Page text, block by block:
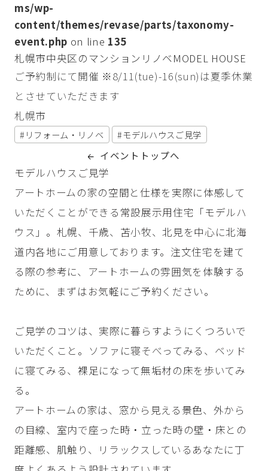
ms/wp-
content/themes/revase/parts/taxonomy-
event.php on line 135
札幌市中央区のマンションリノベMODEL HOUSE
ご予約制にて開催 ※8/11(tue)-16(sun)は夏季休業
とさせていただきます
札幌市
リフォーム・リノベ モデルハウスご見学
イベントトップへ
モデルハウスご見学
アートホームの家の空間と仕様を実際に体感して
いただくことができる常設展示用住宅「モデルハ
ウス」。札幌、千歳、苫小牧、北見を中心に北海
道内各地にご用意しております。注文住宅を建て
る際の参考に、アートホームの雰囲気を体験する
ために、まずはお気軽にご予約ください。
ご見学のコツは、実際に暮らすようにくつろいで
いただくこと。ソファに寝そべってみる、ベッド
に寝てみる、裸足になって無垢材の床を歩いてみ
る。
アートホームの家は、窓から見える景色、外から
の目線、室内で座った時・立った時の壁・床との
距離感、肌触り、リラックスしているあなたに丁